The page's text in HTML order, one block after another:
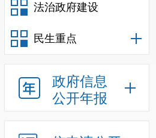
法治政府建设
民生重点
政府信息
公开年报